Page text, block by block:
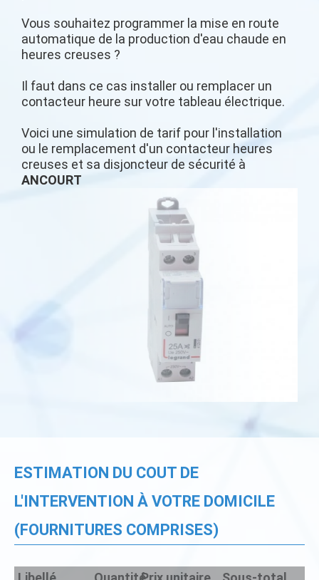
Vous souhaitez programmer la mise en route
automatique de la production d'eau chaude en
heures creuses ?
Il faut dans ce cas installer ou remplacer un
contacteur heure sur votre tableau électrique.
Voici une simulation de tarif pour l'installation
ou le remplacement d'un contacteur heures
creuses et sa disjoncteur de sécurité à
ANCOURT
ESTIMATION DU COUT DE
L'INTERVENTION À VOTRE DOMICILE
(FOURNITURES COMPRISES)